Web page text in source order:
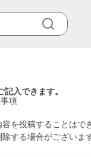
入できます。
項
を投稿することはで
する場合がございます